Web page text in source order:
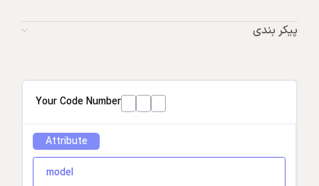
پیکر بندی
Your Code Number
Attribute
model